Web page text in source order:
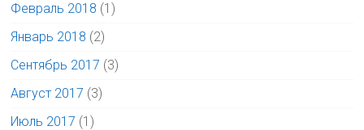
Февраль 2018 (1)
Январь 2018 (2)
Сентябрь 2017 (3)
Август 2017 (3)
Июль 2017 (1)